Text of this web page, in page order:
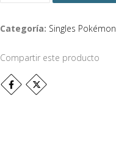
Categoría: Singles Pokémon
Compartir este producto